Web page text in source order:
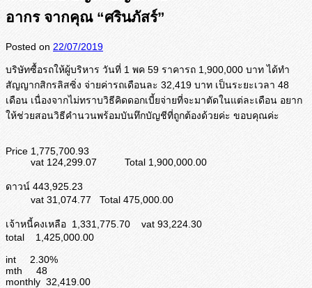
อากร จากคุณ “ศรินภัสร์”
Posted on 22/07/2019
บริษัทซื้อรถให้ผู้บริหาร วันที่ 1 พค 59 ราคารถ 1,900,000 บาท ได้ทำ
สัญญากสิกรลิสซิ่ง จ่ายค่ารถเดือนละ 32,419 บาท เป็นระยะเวลา 48
เดือน เนื่องจากไม่ทราบวิธีคิดดอกเบี้ยจ่ายที่จะมาตัดในแต่ละเดือน อยาก
ให้ช่วยสอนวิธีคำนวนพร้อมบันทึกบัญชีที่ถูกต้องด้วยค่ะ ขอบคุณค่ะ
Price 1,775,700.93
vat 124,299.07 Total 1,900,000.00
ดาวน์ 443,925.23
vat 31,074.77 Total 475,000.00
เจ้าหนี้คงเหลือ 1,331,775.70 vat 93,224.30
total 1,425,000.00
int 2.30%
mth 48
monthly 32,419.00